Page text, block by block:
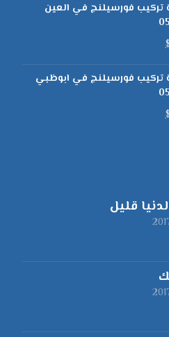
فورسيلنج في العين
فورسيلنج في ابوظبي
قليل